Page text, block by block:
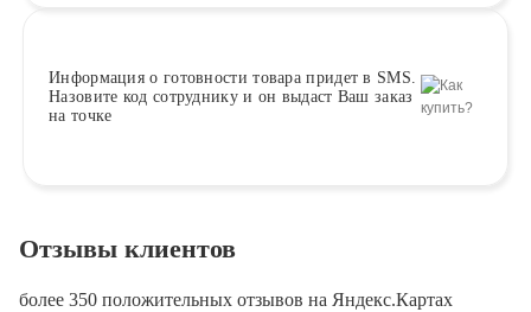
Информация о готовности товара придет в SMS.
Назовите код сотруднику и он выдаст Ваш заказ
на точке
Отзывы клиентов
более 350 положительных отзывов на Яндекс.Картах